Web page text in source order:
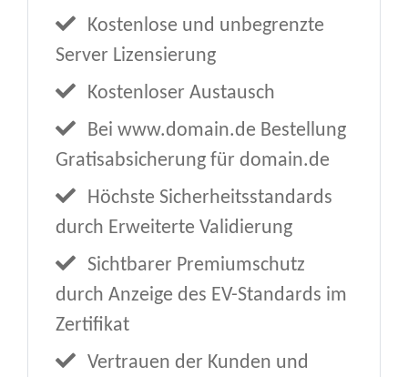
Kostenlose und unbegrenzte
Server Lizensierung
Kostenloser Austausch
Bei www.domain.de Bestellung
Gratisabsicherung für domain.de
Höchste Sicherheitsstandards
durch Erweiterte Validierung
Sichtbarer Premiumschutz
durch Anzeige des EV-Standards im
Zertifikat
Vertrauen der Kunden und